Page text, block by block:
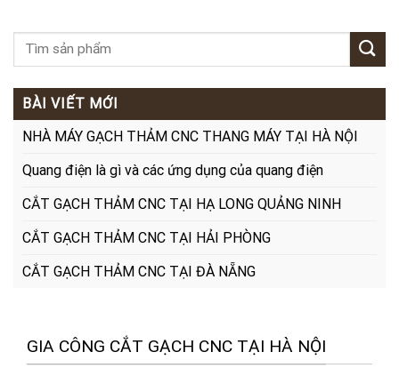
BÀI VIẾT MỚI
NHÀ MÁY GẠCH THẢM CNC THANG MÁY TẠI HÀ NỘI
Quang điện là gì và các ứng dụng của quang điện
CẮT GẠCH THẢM CNC TẠI HẠ LONG QUẢNG NINH
CẮT GẠCH THẢM CNC TẠI HẢI PHÒNG
CẮT GẠCH THẢM CNC TẠI ĐÀ NẴNG
GIA CÔNG CẮT GẠCH CNC TẠI HÀ NỘI